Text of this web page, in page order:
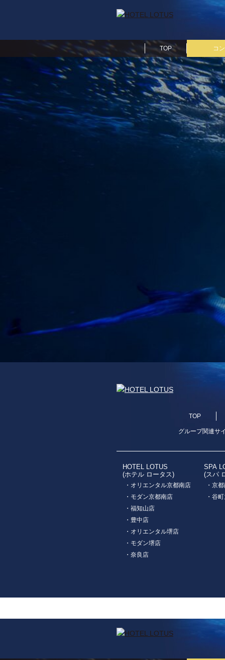
TOP コ
TOP
グループ関連サ
HOTEL LOTUS
(ホテル ロータス)
・オリエンタル京都南店
・モダン京都南店
・福知山店
・豊中店
・オリエンタル堺店
・モダン堺店
・奈良店
SPA
(スパ
・京
・谷